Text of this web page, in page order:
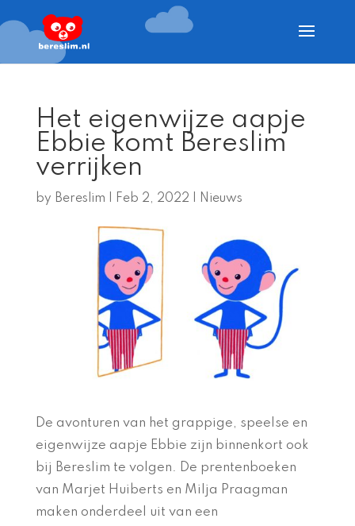
Het eigenwijze aapje
Ebbie komt Bereslim
verrijken
by Bereslim Feb 2, 2022 Nieuws
De avonturen van het grappige, speelse en
eigenwijze aapje Ebbie zijn binnenkort ook
bij Bereslim te volgen. De prentenboeken
van Marjet Huiberts en Milja Praagman
maken onderdeel uit van een